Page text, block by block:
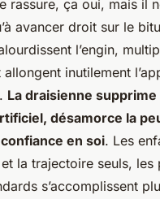
rassure, ça oui, mais il
avancer droit sur le
l’engin,
inutilement
La draisienne supprime
désamorce la
en soi. Les
la trajectoire seuls, les
s’accomplissent